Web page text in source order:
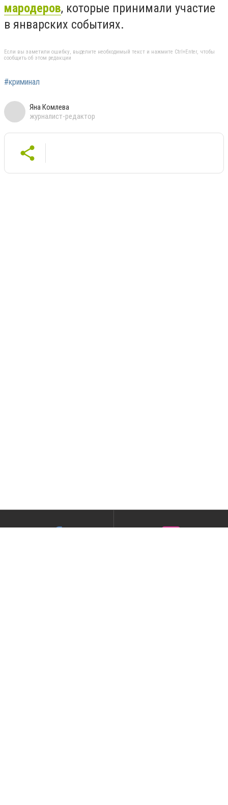
мародеров, которые принимали участие
в январских событиях.
Если вы заметили ошибку, выделите необходимый текст и нажмите Ctrl+Enter, чтобы
сообщить об этом редакции
#криминал
Яна Комлева
журналист-редактор